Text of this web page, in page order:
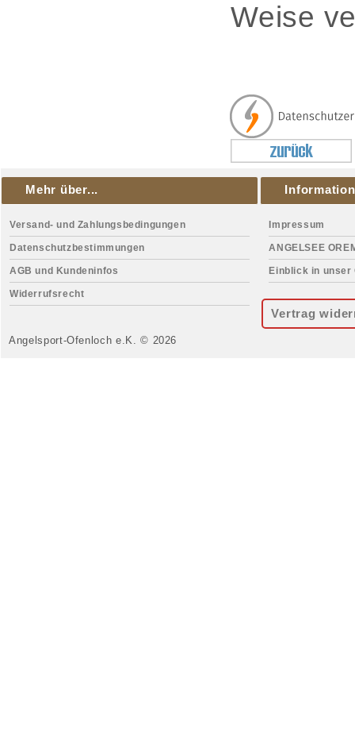
Weise
Mehr über...
Versand- und Zahlungsbedingungen
Datenschutzbestimmungen
AGB und Kundeninfos
Widerrufsrecht
Impressum
ANGELSEE
Einblick in unser
Vertrag
Angelsport-Ofenloch e.K. © 2026